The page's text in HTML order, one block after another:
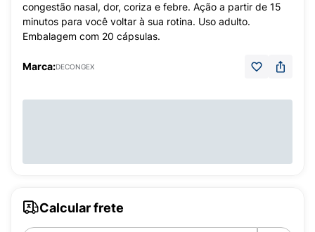
congestão nasal, dor, coriza e febre. Ação a partir de 15
minutos para você voltar à sua rotina. Uso adulto.
Embalagem com 20 cápsulas.
Marca:DECONGEX
Calcular frete